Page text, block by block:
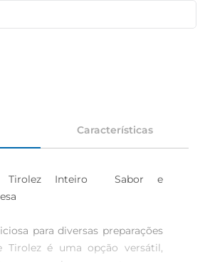
Características
Tirolez Inteiro  Sabor e
para diversas preparações
Tirolez é uma opção versátil,